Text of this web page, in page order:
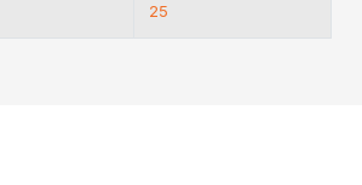
25